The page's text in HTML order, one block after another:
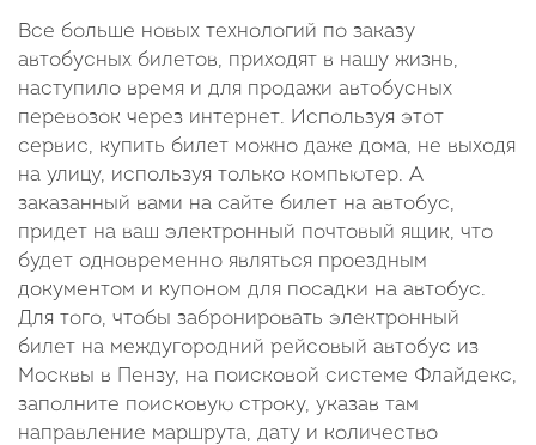
Все больше новых технологий по заказу
автобусных билетов, приходят в нашу жизнь,
наступило время и для продажи автобусных
перевозок через интернет. Используя этот
сервис, купить билет можно даже дома, не выходя
на улицу, используя только компьютер. А
заказанный вами на сайте билет на автобус,
придет на ваш электронный почтовый ящик, что
будет одновременно являться проездным
документом и купоном для посадки на автобус.
Для того, чтобы забронировать электронный
билет на междугородний рейсовый автобус из
Москвы в Пензу, на поисковой системе Флайдекс,
заполните поисковую строку, указав там
направление маршрута, дату и количество